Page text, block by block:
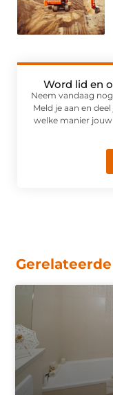
Word lid en
Neem vandaag
Meld je aan en
welke manier